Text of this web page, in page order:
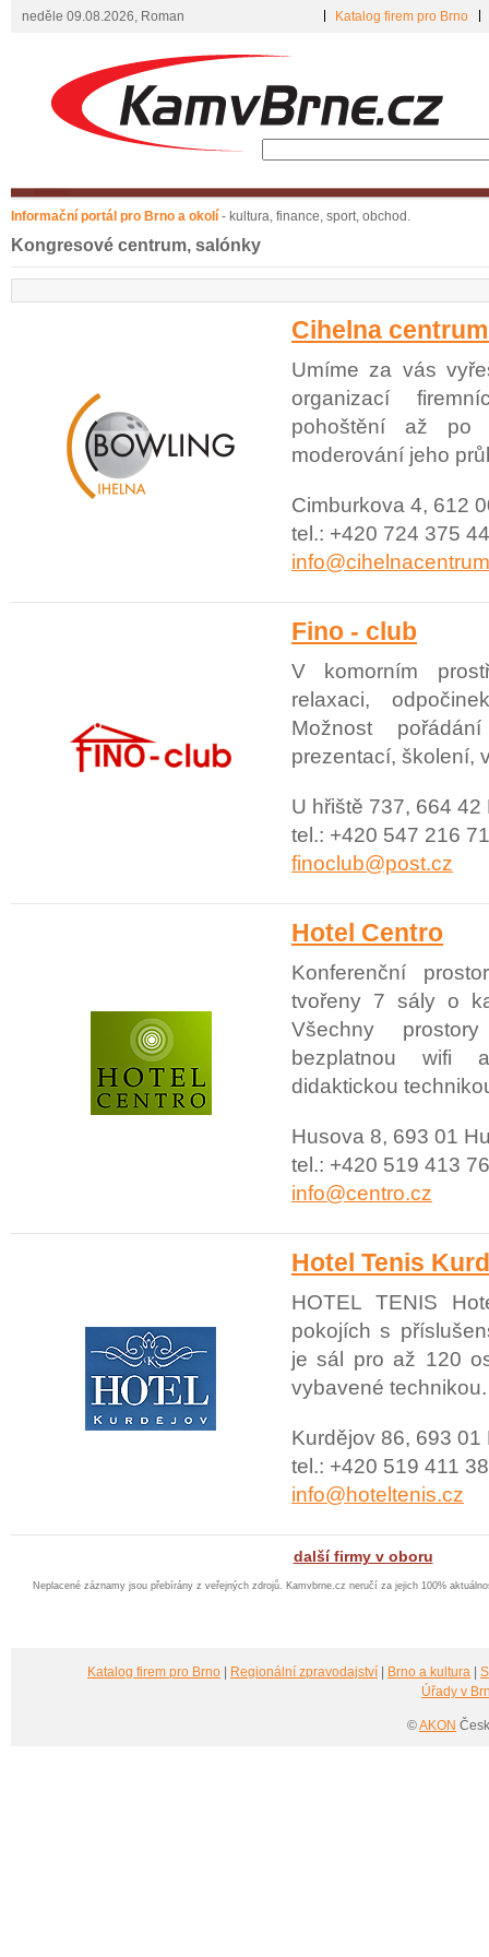
Informační portál pro Brno a okolí - kultura, finance, sport, obchod.
Katalog firem pro Brno
neděle 09.08.2026, Roman
Kongresové centrum, salónky
Cihelna
Umíme za vás
organizací
pohoštění až po
moderování jeho
Cimburkova 4, 612
tel.: +420 724 375
Fino - club
V komorním
relaxaci,
Možnost
prezentací, školení,
U hřiště 737, 664 42
tel.: +420 547 216
finoclub@post.cz
Hotel Centro
Konferenční
tvořeny 7 sály o
Všechny
bezplatnou wifi
didaktickou
Husova 8, 693 01
tel.: +420 519 413
info@centro.cz
Hotel Tenis
HOTEL TENIS
pokojích s
je sál pro až 120
vybavené technikou.
Kurdějov 86, 693 01
tel.: +420 519 411
info@hoteltenis.cz
další firmy v oboru
Neplacené záznamy jsou přebírány z veřejných zdrojů. Kamvbrne.cz neručí za jejich 100%
Katalog firem pro Brno Regionální zpravodajství Brno a kultura
Úřady v
©AKON